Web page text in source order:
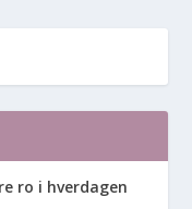
ro i hverdagen